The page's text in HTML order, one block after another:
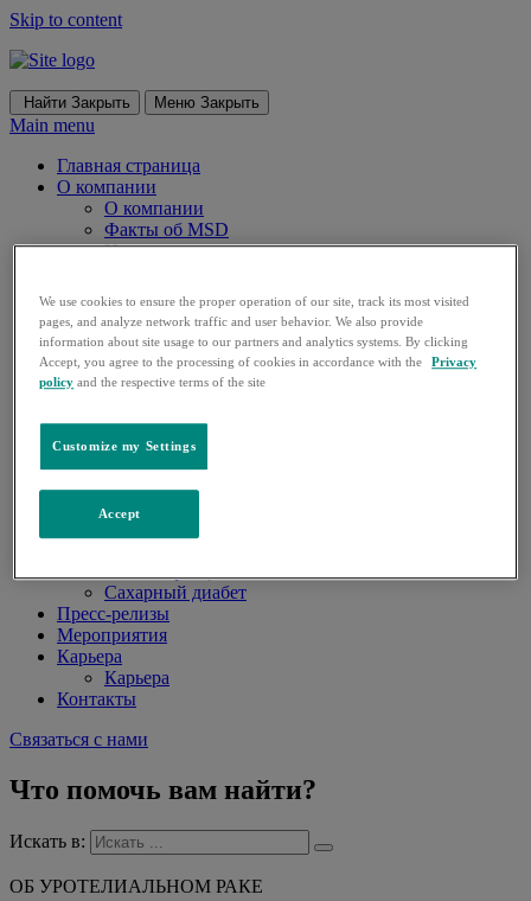
Skip to content
Найти Закрыть Меню Закрыть
Main menu
Главная страница
О компании
О компании
Факты об MSD
История компании
Исследования
Covid-19
Ключевые инициативы
О ключевых инициативах
MSD для матерей
Раскрытие информации
Направления
Вакцины
Сахарный диабет
Пресс-релизы
Мероприятия
Карьера
Карьера
Контакты
Связаться с нами
Что помочь вам найти?
Искать в:
ОБ УРОТЕЛИАЛЬНОМ РАКЕ
We use cookies to ensure the proper operation of our site, track its most visited
pages, and analyze network traffic and user behavior. We also provide
information about site usage to our partners and analytics systems. By clicking
Accept, you agree to the processing of cookies in accordance with the
Privacy
policy and the respective terms of the site
Customize my Settings
Accept